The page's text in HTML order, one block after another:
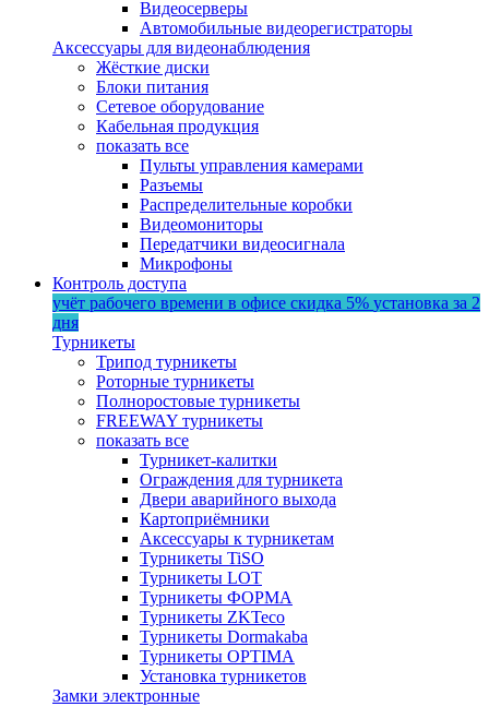
Видеосерверы
Автомобильные видеорегистраторы
Аксессуары для видеонаблюдения
Жёсткие диски
Блоки питания
Сетевое оборудование
Кабельная продукция
показать все
Пульты управления камерами
Разъемы
Распределительные коробки
Видеомониторы
Передатчики видеосигнала
Микрофоны
Контроль доступа
учёт рабочего времени в офисе скидка 5% установка за 2
дня
Турникеты
Трипод турникеты
Роторные турникеты
Полноростовые турникеты
FREEWAY турникеты
показать все
Турникет-калитки
Ограждения для турникета
Двери аварийного выхода
Картоприёмники
Аксессуары к турникетам
Турникеты TiSO
Турникеты LOT
Турникеты ФОРМА
Турникеты ZKTeco
Турникеты Dormakaba
Турникеты OPTIMA
Установка турникетов
Замки электронные